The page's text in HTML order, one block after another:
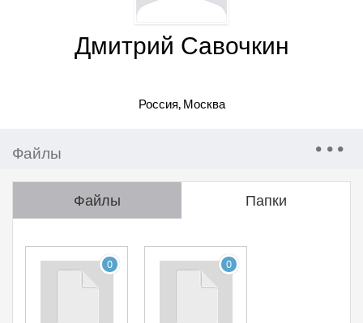
Дмитрий Савочкин
Россия, Москва
Файлы
Файлы Папки
0 0